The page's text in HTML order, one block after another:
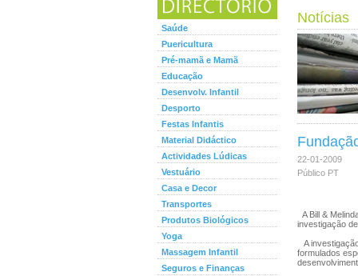
Saúde
Puericultura
Pré-mamã e Mamã
Educação
Desenvolv. Infantil
Desporto
Festas Infantis
Material Didáctico
Actividades Lúdicas
Vestuário
Casa e Decor
Transportes
Produtos Biológicos
Yoga
Massagem Infantil
Seguros e Finanças
Notícias
22-01-2009
Público PT
A Bill &
investigação
A
formulados